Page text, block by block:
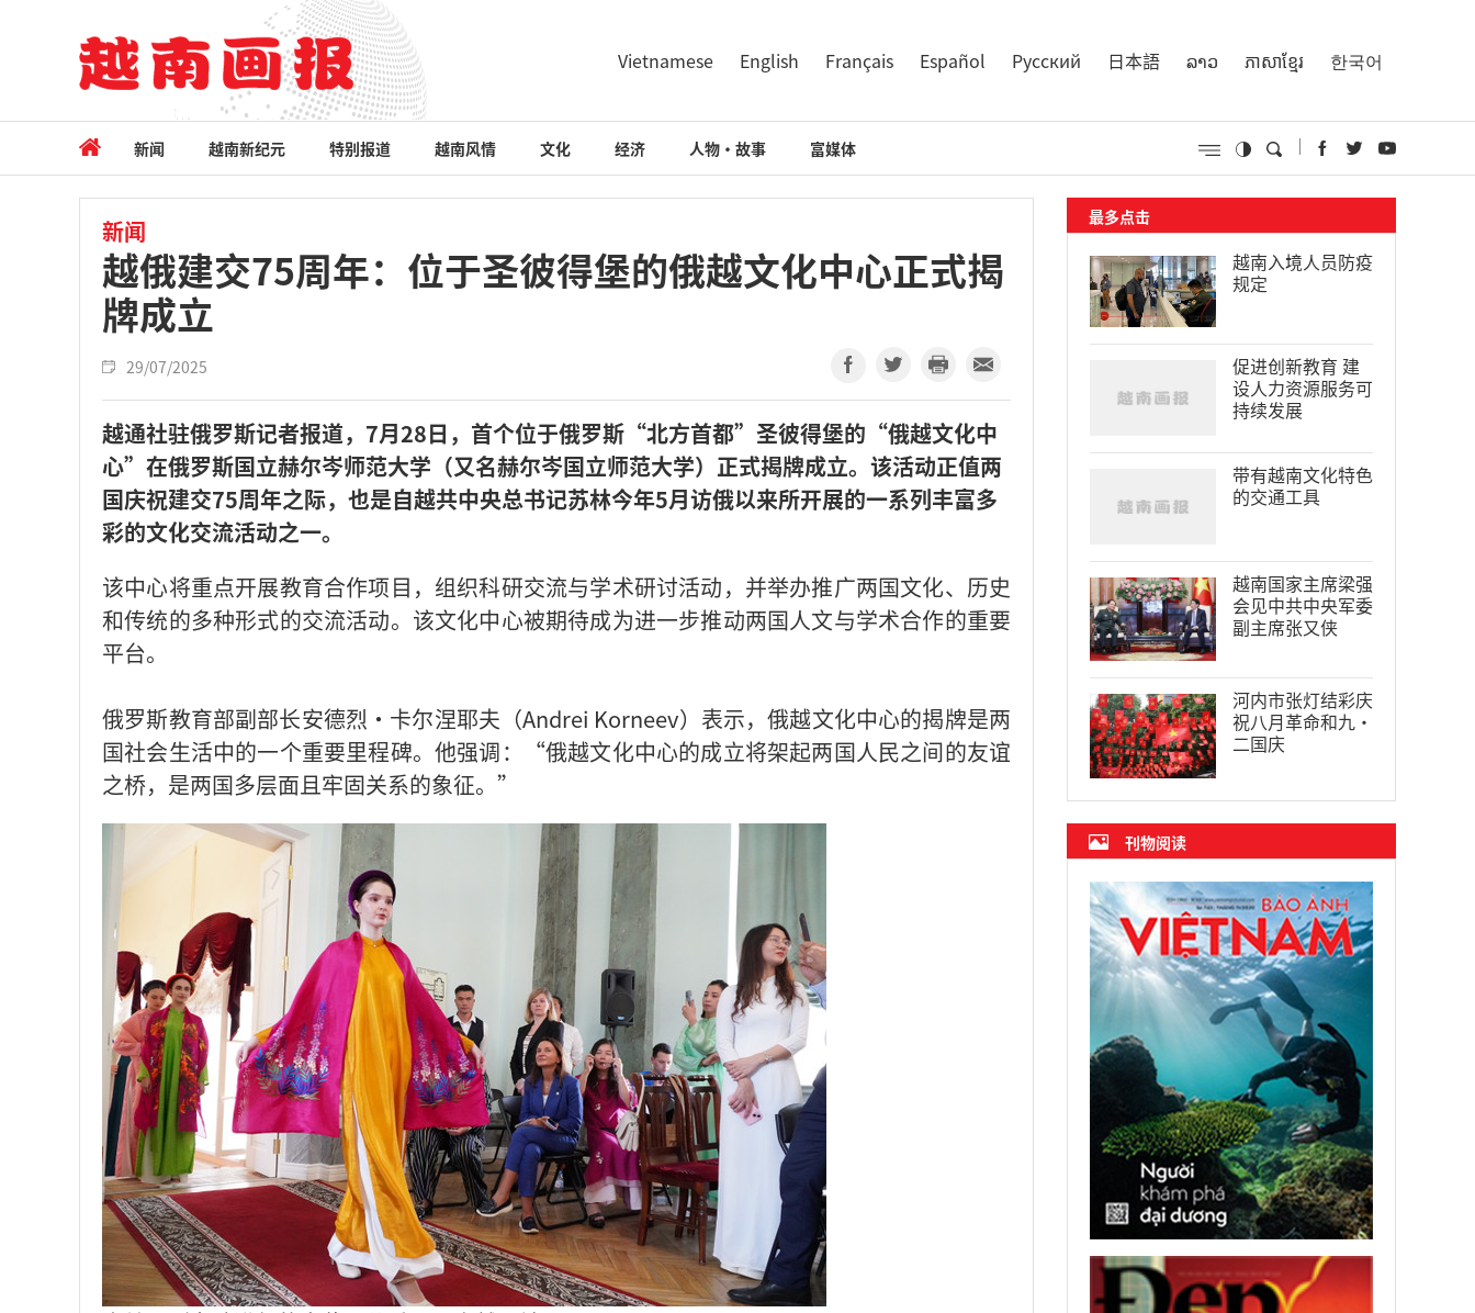
Vietnamese English Français Español Русский 日本語 ລາວ ភាសាខ្មែរ 한국어
新闻 越南新纪元 特别报道 越南风情 文化 经济 人物·故事 富媒体
新闻
越俄建交75周年：位于圣彼得堡的俄越文化中心正式揭
牌成立
29/07/2025
越通社驻俄罗斯记者报道，7月28日，首个位于俄罗斯“北方首都”圣彼得堡的“俄越文化中
心”在俄罗斯国立赫尔岑师范大学（又名赫尔岑国立师范大学）正式揭牌成立。该活动正值两
国庆祝建交75周年之际，也是自越共中央总书记苏林今年5月访俄以来所开展的一系列丰富多
彩的文化交流活动之一。
该中心将重点开展教育合作项目，组织科研交流与学术研讨活动，并举办推广两国文化、历史
和传统的多种形式的交流活动。该文化中心被期待成为进一步推动两国人文与学术合作的重要
平台。
俄罗斯教育部副部长安德烈·卡尔涅耶夫（Andrei Korneev）表示，俄越文化中心的揭牌是两
国社会生活中的一个重要里程碑。他强调：“俄越文化中心的成立将架起两国人民之间的友谊
之桥，是两国多层面且牢固关系的象征。”
最多点击
越南入境人员防疫
规定
促进创新教育 建
设人力资源服务可
持续发展
带有越南文化特色
的交通工具
越南国家主席梁强
会见中共中央军委
副主席张又侠
河内市张灯结彩庆
祝八月革命和九·
二国庆
刊物阅读